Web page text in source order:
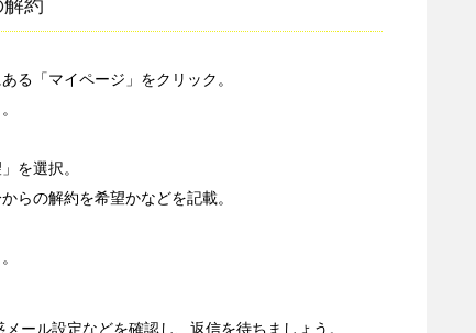
約
る「マイページ」をクリック。
を選択。
らの解約を希望かなどを記載。
ール設定などを確認し、返信を待ちましょう。